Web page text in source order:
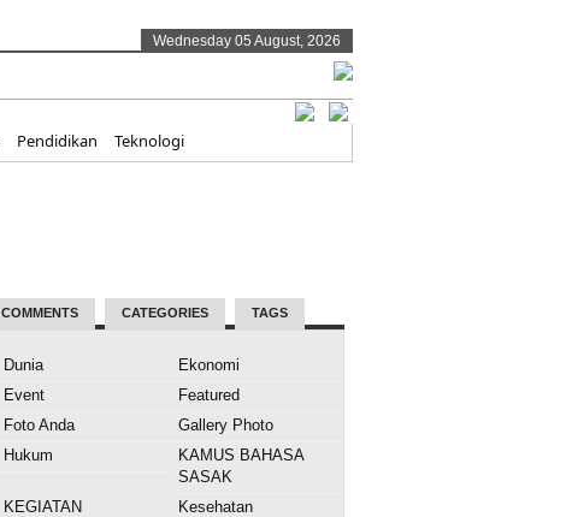
Wednesday 05 August, 2026
Pendidikan Teknologi
COMMENTS CATEGORIES TAGS
Dunia
Ekonomi
Event
Featured
Foto Anda
Gallery Photo
Hukum
KAMUS BAHASA
SASAK
KEGIATAN
Kesehatan